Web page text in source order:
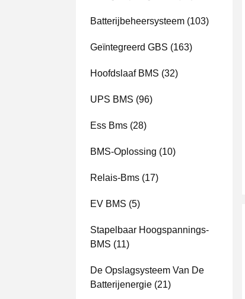
Batterijbeheersysteem (103)
Geïntegreerd GBS (163)
Hoofdslaaf BMS (32)
UPS BMS (96)
Ess Bms (28)
BMS-Oplossing (10)
Relais-Bms (17)
EV BMS (5)
Stapelbaar Hoogspannings-
BMS (11)
De Opslagsysteem Van De
Batterijenergie (21)